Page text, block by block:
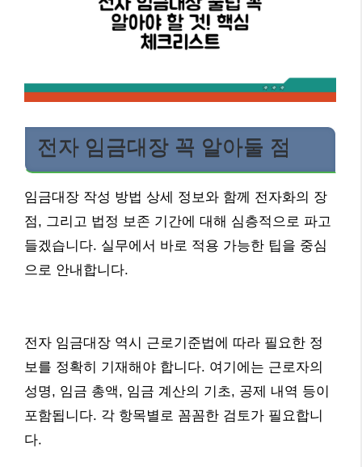
전자 임금대장 꼭 알아둘 점
임금대장 작성 방법 상세 정보와 함께 전자화의 장
점, 그리고 법정 보존 기간에 대해 심층적으로 파고
들겠습니다. 실무에서 바로 적용 가능한 팁을 중심
으로 안내합니다.
전자 임금대장 역시 근로기준법에 따라 필요한 정
보를 정확히 기재해야 합니다. 여기에는 근로자의
성명, 임금 총액, 임금 계산의 기초, 공제 내역 등이
포함됩니다. 각 항목별로 꼼꼼한 검토가 필요합니
다.